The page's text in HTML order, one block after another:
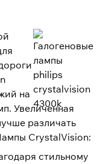
на
Увеличенная
различать
CrystalVision:
стильному